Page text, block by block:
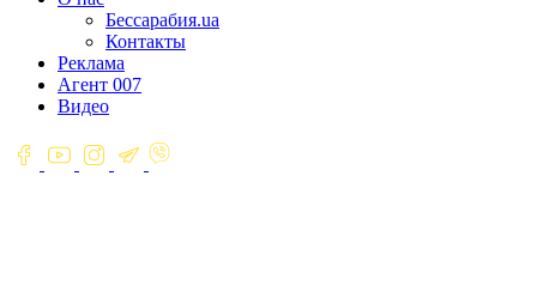
Бессарабия.ua
Контакты
Реклама
Агент 007
Видео